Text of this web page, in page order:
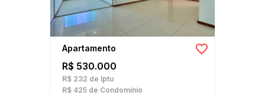
Apartamento
R$ 530.000
R$ 232 de Iptu
R$ 425 de Condomínio